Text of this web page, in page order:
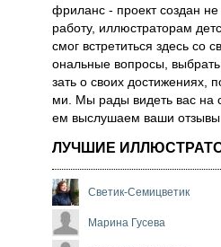
фри­ланс - про­ект соз­дан
ра­бо­ту, иллюстраторам
смог встре­тить­ся здесь со
ональ­ные воп­ро­сы,
зать о сво­их
ми. Мы рады ви­деть вас на
ем выс­лу­ша­ем ва­ши от­зы­вы
ЛУЧШИЕ
Светик-Семицветик
Марина Гусева